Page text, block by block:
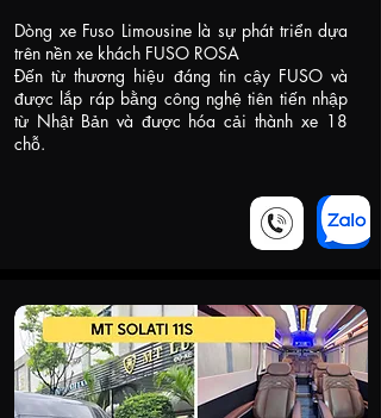
Dòng xe Fuso Limousine là sự phát triển dựa
trên nền xe khách FUSO ROSA
Đến từ thương hiệu đáng tin cậy FUSO và
được lắp ráp bằng công nghệ tiên tiến nhập
từ Nhật Bản và được hóa cải thành xe 18
chỗ.